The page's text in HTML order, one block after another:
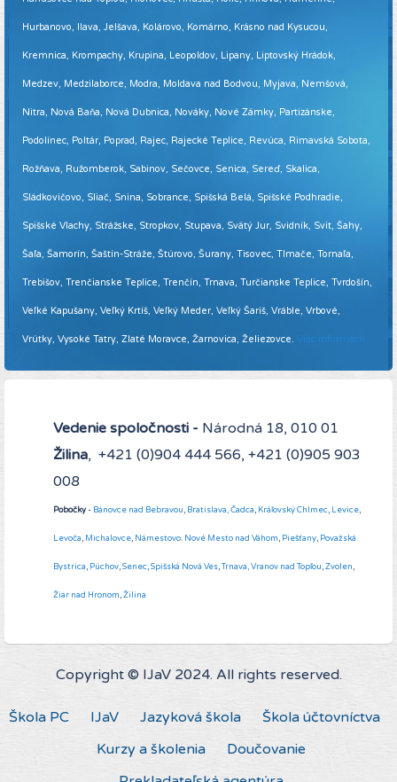
Hurbanovo, Ilava, Jelšava, Kolárovo, Komárno, Krásno nad Kysucou,
Kremnica, Krompachy, Krupina, Leopoldov, Lipany, Liptovský Hrádok,
Medzev, Medzilaborce, Modra, Moldava nad Bodvou, Myjava, Nemšová,
Nitra, Nová Baňa, Nová Dubnica, Nováky, Nové Zámky, Partizánske,
Podolínec, Poltár, Poprad, Rajec, Rajecké Teplice, Revúca, Rimavská Sobota,
Rožňava, Ružomberok, Sabinov, Sečovce, Senica, Sereď, Skalica,
Sládkovičovo, Sliač, Snina, Sobrance, Spišská Belá, Spišské Podhradie,
Spišské Vlachy, Strážske, Stropkov, Stupava, Svätý Jur, Svidník, Svit, Šahy,
Šaľa, Šamorín, Šaštín-Stráže, Štúrovo, Šurany, Tisovec, Tlmače, Tornaľa,
Trebišov, Trenčianske Teplice, Trenčín, Trnava, Turčianske Teplice, Tvrdošín,
Veľké Kapušany, Veľký Krtíš, Veľký Meder, Veľký Šariš, Vráble, Vrbové,
Vrútky, Vysoké Tatry, Zlaté Moravce, Žarnovica, Želiezovce. Viac informácií ...
Vedenie spoločnosti - Národná 18, 010 01
Žilina, +421 (0)904 444 566, +421 (0)905 903
008
Pobočky- Bánovce nad Bebravou, Bratislava,Čadca, Kráľovský Chlmec, Levice,
Levoča, Michalovce, Námestovo. Nové Mesto nad Váhom, Piešťany, Považská
Bystrica, Púchov,Senec,Spišská Nová Ves,Trnava,Vranov nad Topľou,Zvolen,
Žiar nad Hronom,Žilina
Copyright © IJaV 2024. All rights reserved.
Škola PC IJaV Jazyková škola
Škola účtovníctva
Kurzy a školenia
Doučovanie